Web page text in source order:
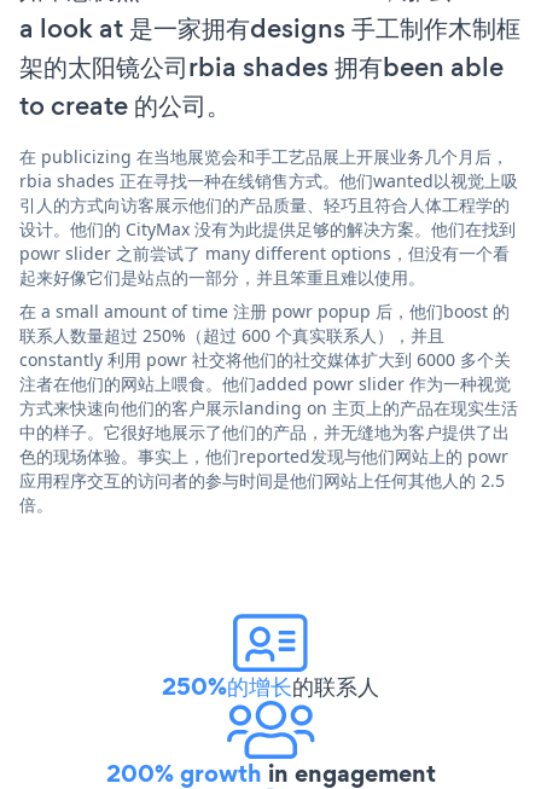
a look at 是一家拥有designs 手工制作木制框
架的太阳镜公司rbia shades 拥有been able
to create 的公司。
在 publicizing 在当地展览会和手工艺品展上开展业务几个月后，
rbia shades 正在寻找一种在线销售方式。他们wanted以视觉上吸
引人的方式向访客展示他们的产品质量、轻巧且符合人体工程学的
设计。他们的 CityMax 没有为此提供足够的解决方案。他们在找到
powr slider 之前尝试了 many different options，但没有一个看
起来好像它们是站点的一部分，并且笨重且难以使用。
在 a small amount of time 注册 powr popup 后，他们boost 的
联系人数量超过 250%（超过 600 个真实联系人），并且
constantly 利用 powr 社交将他们的社交媒体扩大到 6000 多个关
注者在他们的网站上喂食。他们added powr slider 作为一种视觉
方式来快速向他们的客户展示landing on 主页上的产品在现实生活
中的样子。它很好地展示了他们的产品，并无缝地为客户提供了出
色的现场体验。事实上，他们reported发现与他们网站上的 powr
应用程序交互的访问者的参与时间是他们网站上任何其他人的 2.5
倍。
250%的增长的联系人
200% growth in engagement